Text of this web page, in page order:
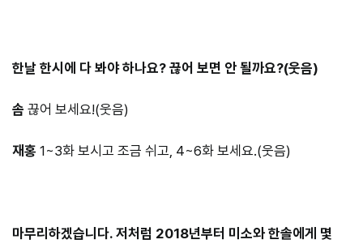
한날 한시에 다 봐야 하나요? 끊어 보면 안 될까요?(웃음)
솜 끊어 보세요!(웃음)
재홍 1~3화 보시고 조금 쉬고, 4~6화 보세요.(웃음)
마무리하겠습니다. 저처럼 2018년부터 미소와 한솔에게 몇